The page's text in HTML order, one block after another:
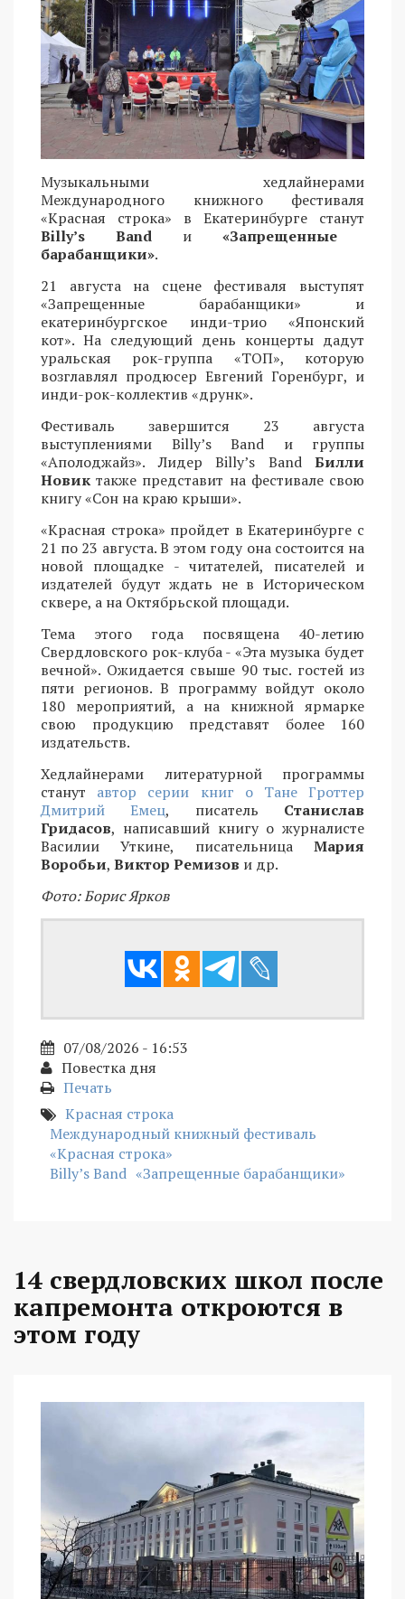
Музыкальными хедлайнерами
Международного книжного фестиваля
«Красная строка» в Екатеринбурге станут
Billy’s Band и «Запрещенные
барабанщики».
21 августа на сцене фестиваля выступят
«Запрещенные барабанщики» и
екатеринбургское инди-трио «Японский
кот». На следующий день концерты дадут
уральская рок-группа «ТОП», которую
возглавлял продюсер Евгений Горенбург, и
инди-рок-коллектив «друнк».
Фестиваль завершится 23 августа
выступлениями Billy’s Band и группы
«Аполоджайз». Лидер Billy’s Band Билли
Новик также представит на фестивале свою
книгу «Сон на краю крыши».
«Красная строка» пройдет в Екатеринбурге с
21 по 23 августа. В этом году она состоится на
новой площадке - читателей, писателей и
издателей будут ждать не в Историческом
сквере, а на Октябрьской площади.
Тема этого года посвящена 40-летию
Свердловского рок-клуба - «Эта музыка будет
вечной». Ожидается свыше 90 тыс. гостей из
пяти регионов. В программу войдут около
180 мероприятий, а на книжной ярмарке
свою продукцию представят более 160
издательств.
Хедлайнерами литературной программы
станут автор серии книг о Тане Гроттер
Дмитрий Емец, писатель Станислав
Гридасов, написавший книгу о журналисте
Василии Уткине, писательница Мария
Воробьи, Виктор Ремизов и др.
Фото: Борис Ярков
07/08/2026 - 16:53
Повестка дня
Печать
Красная строка
Международный книжный фестиваль
«Красная строка»
Billy’s Band «Запрещенные барабанщики»
14 свердловских школ после
капремонта откроются в
этом году